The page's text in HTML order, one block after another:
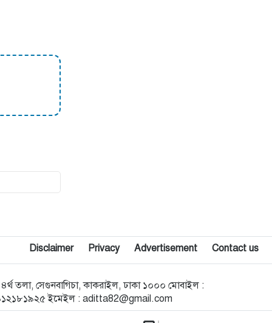
Disclaimer Privacy Advertisement Contact us
৪র্থ তলা, সেগুনবাগিচা, কাকরাইল, ঢাকা ১০০০ মোবাইল :
ইমেইল : aditta82@gmail.com